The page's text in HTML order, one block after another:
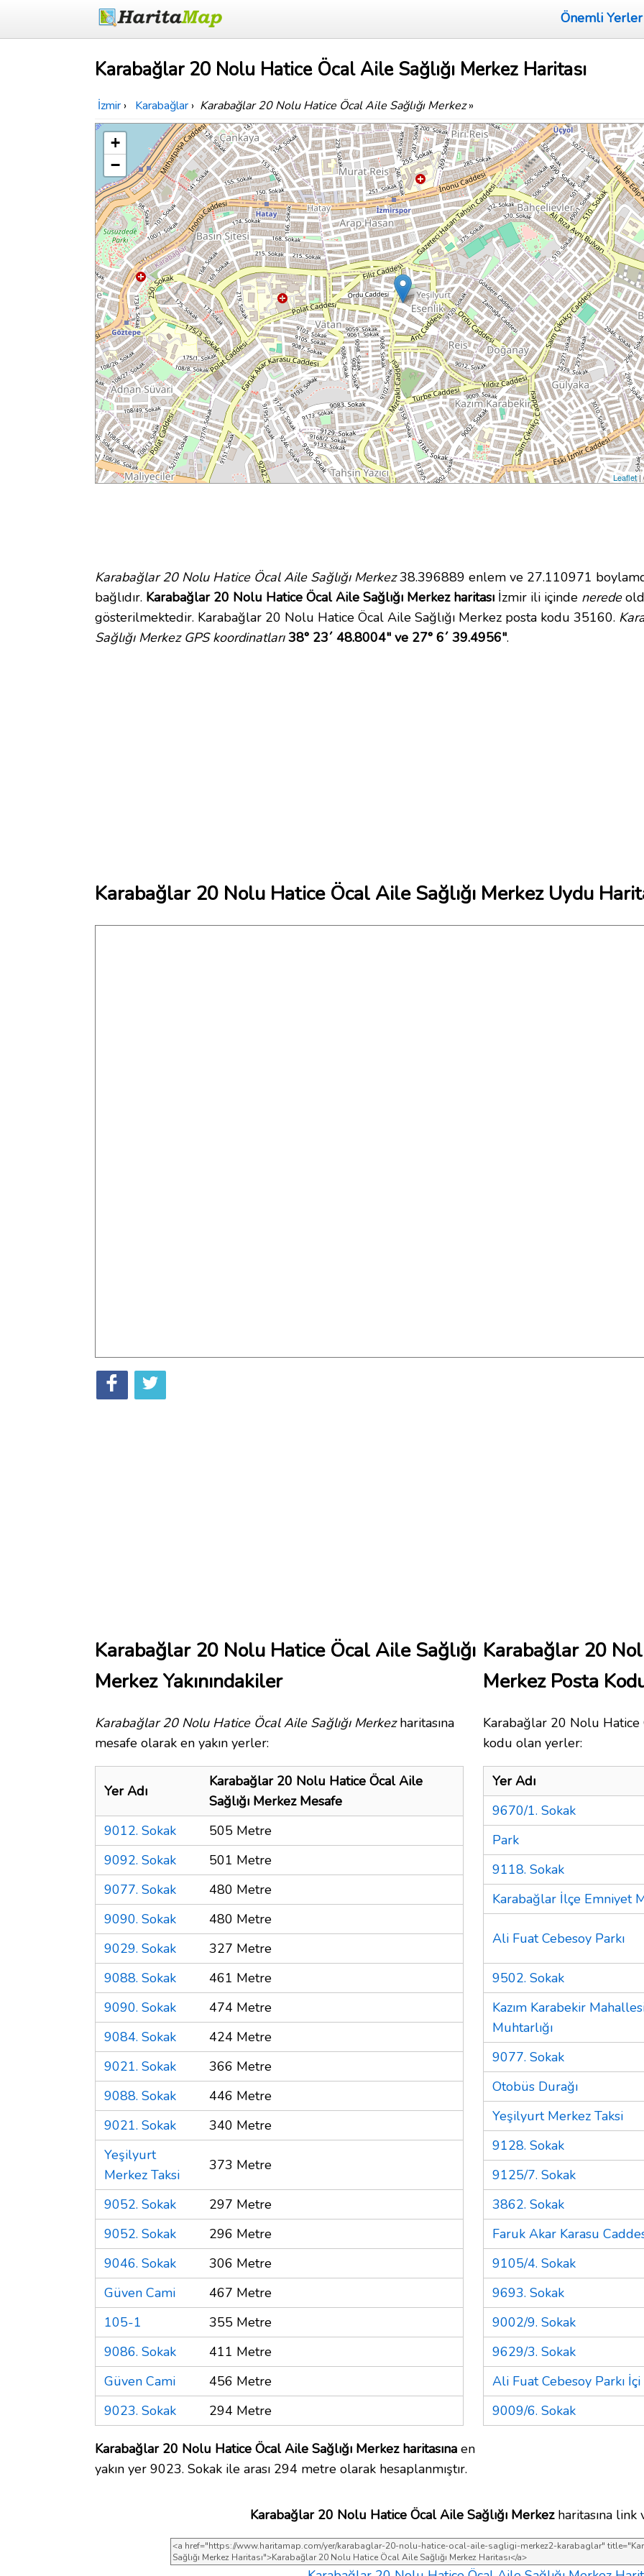
Önemli Yerler
Karabağlar 20 Nolu Hatice Öcal Aile Sağlığı Merkez Haritası
İzmir › Karabağlar › Karabağlar 20 Nolu Hatice Öcal Aile Sağlığı Merkez»
+
−
Leaflet|
Karabağlar 20 Nolu Hatice Öcal Aile Sağlığı Merkez38.396889 enlem ve 27.110971
bağlıdır. Karabağlar 20 Nolu Hatice Öcal Aile Sağlığı Merkez haritası İzmir ili içinde nerede
gösterilmektedir. Karabağlar 20 Nolu Hatice Öcal Aile Sağlığı Merkez posta kodu 35160.
Sağlığı Merkez GPS koordinatları 38° 23´ 48.8004" ve 27° 6´ 39.4956".
Karabağlar 20 Nolu Hatice Öcal Aile Sağlığı Merkez Uydu
Karabağlar 20 Nolu Hatice Öcal Aile Sağlığı
Merkez Yakınındakiler
Karabağlar 20 Nolu Hatice Öcal Aile Sağlığı Merkezharitasına
mesafe olarak en yakın yerler:
Yer Adı
Karabağlar 20 Nolu Hatice Öcal Aile
Sağlığı Merkez Mesafe
9012. Sokak
505 Metre
9092. Sokak
501 Metre
9077. Sokak
480 Metre
9090. Sokak
480 Metre
9029. Sokak
327 Metre
9088. Sokak
461 Metre
9090. Sokak
474 Metre
9084. Sokak
424 Metre
9021. Sokak
366 Metre
9088. Sokak
446 Metre
9021. Sokak
340 Metre
Yeşilyurt
Merkez Taksi
373 Metre
9052. Sokak
297 Metre
9052. Sokak
296 Metre
9046. Sokak
306 Metre
Güven Cami
467 Metre
105-1
355 Metre
9086. Sokak
411 Metre
Güven Cami
456 Metre
9023. Sokak
294 Metre
Karabağlar 20 Nolu Hatice Öcal Aile Sağlığı Merkez haritasına en
yakın yer 9023. Sokak ile arası 294 metre olarak hesaplanmıştır.
Karabağlar 20
Merkez Posta
Karabağlar 20 Nolu Hatice
kodu olan yerler:
Yer Adı
9670/1. Sokak
Park
9118. Sokak
Karabağlar İlçe Emniyet
Ali Fuat Cebesoy Parkı
9502. Sokak
Kazım Karabekir
Muhtarlığı
9077. Sokak
Otobüs Durağı
Yeşilyurt Merkez Taksi
9128. Sokak
9125/7. Sokak
3862. Sokak
Faruk Akar Karasu
9105/4. Sokak
9693. Sokak
9002/9. Sokak
9629/3. Sokak
Ali Fuat Cebesoy Parkı
9009/6. Sokak
Karabağlar 20 Nolu Hatice Öcal Aile Sağlığı Merkezharitasına link